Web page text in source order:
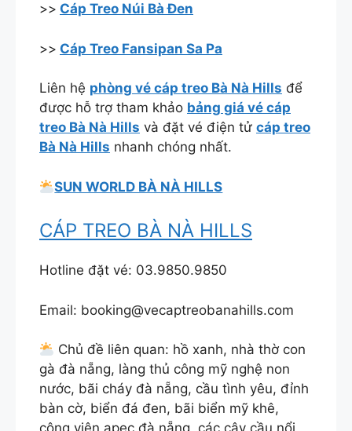
>> Cáp Treo Núi Bà Đen
>> Cáp Treo Fansipan Sa Pa
Liên hệ phòng vé cáp treo Bà Nà Hills để
được hỗ trợ tham khảo bảng giá vé cáp
treo Bà Nà Hills và đặt vé điện tử cáp treo
Bà Nà Hills nhanh chóng nhất.
SUN WORLD BÀ NÀ HILLS
CÁP TREO BÀ NÀ HILLS
Hotline đặt vé: 03.9850.9850
Email: booking@vecaptreobanahills.com
Chủ đề liên quan: hồ xanh, nhà thờ con
gà đà nẵng, làng thủ công mỹ nghệ non
nước, bãi cháy đà nẵng, cầu tình yêu, đỉnh
bàn cờ, biển đá đen, bãi biển mỹ khê,